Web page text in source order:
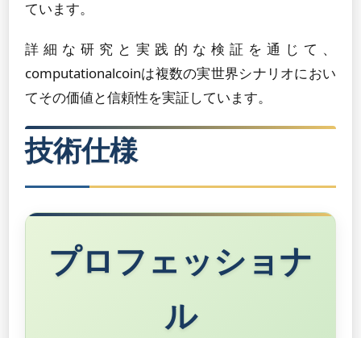
ています。
詳細な研究と実践的な検証を通じて、
computationalcoinは複数の実世界シナリオにおい
てその価値と信頼性を実証しています。
技術仕様
プロフェッショナ
ル